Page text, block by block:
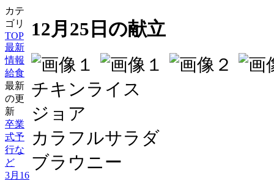
カテ
ゴリ
TOP
最新
情報
給食
最新
の更
新
卒業
式予
行な
ど
3月16
12月25日の献立
チキンライス
ジョア
カラフルサラダ
ブラウニー